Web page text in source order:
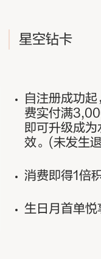
星空钻卡
自注册成功
费实付满
即可升级成
效。(未发生
消费即得1倍
生日月首单